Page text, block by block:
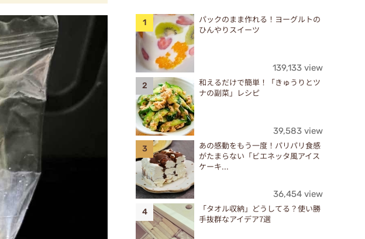
パックのまま作れる！ヨーグルトの
ひんやりスイーツ
139,133 view
和えるだけで簡単！「きゅうりとツ
ナの副菜」レシピ
39,583 view
あの感動をもう一度！パリパリ食感
がたまらない「ビエネッタ風アイス
ケーキ...
36,454 view
「タオル収納」どうしてる？使い勝
手抜群なアイデア7選